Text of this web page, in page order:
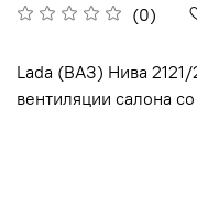
(0)
Lada (ВАЗ) Нива 2121/
вентиляции салона